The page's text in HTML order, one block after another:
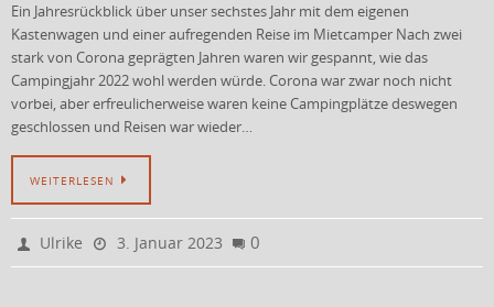
Ein Jahresrückblick über unser sechstes Jahr mit dem eigenen
Kastenwagen und einer aufregenden Reise im Mietcamper Nach zwei
stark von Corona geprägten Jahren waren wir gespannt, wie das
Campingjahr 2022 wohl werden würde. Corona war zwar noch nicht
vorbei, aber erfreulicherweise waren keine Campingplätze deswegen
geschlossen und Reisen war wieder…
WEITERLESEN
Ulrike 3. Januar 2023 0